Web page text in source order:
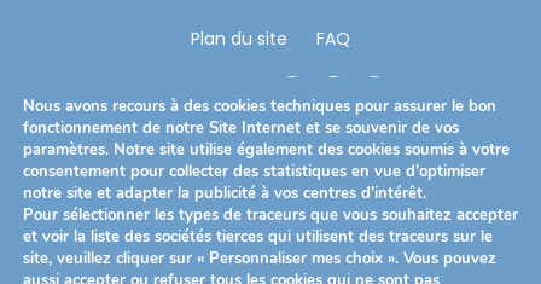
Plan du site FAQ
Nous Suivre
Télécharger notre brochure
Mentions légales Politique de confidentialité
Nous avons recours à des cookies techniques pour assurer le bon
fonctionnement de notre Site Internet et se souvenir de vos
paramètres. Notre site utilise également des cookies soumis à votre
consentement pour collecter des statistiques en vue d’optimiser
notre site et adapter la publicité à vos centres d’intérêt.
Pour sélectionner les types de traceurs que vous souhaitez accepter
et voir la liste des sociétés tierces qui utilisent des traceurs sur le
site, veuillez cliquer sur « Personnaliser mes choix ». Vous pouvez